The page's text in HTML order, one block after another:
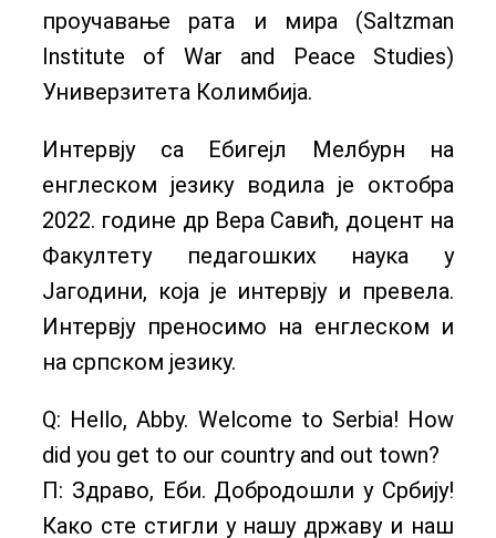
проучавање рата и мира (Saltzman
Institute of War and Peace Studies)
Универзитета Колимбија.
Интервју са Ебигејл Мелбурн на
енглеском језику водила је октобра
2022. године др Вера Савић, доцент на
Факултету педагошких наука у
Јагодини, која је интервју и превела.
Интервју преносимо на енглеском и
на српском језику.
Q: Hello, Abby. Welcome to Serbia! How
did you get to our country and out town?
П: Здраво, Еби. Добродошли у Србију!
Како сте стигли у нашу државу и наш